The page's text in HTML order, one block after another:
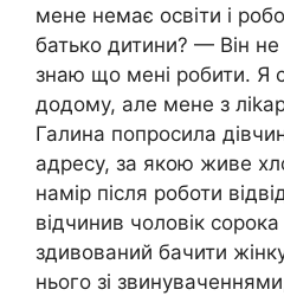
мене немає освіти і
батько дитини? — Він
знаю що мені робити. Я
додому, але мене з
Галина попросила
адресу, за якою живе
намір після роботи
відчинив чоловік сорока
здивований бачити
нього зі